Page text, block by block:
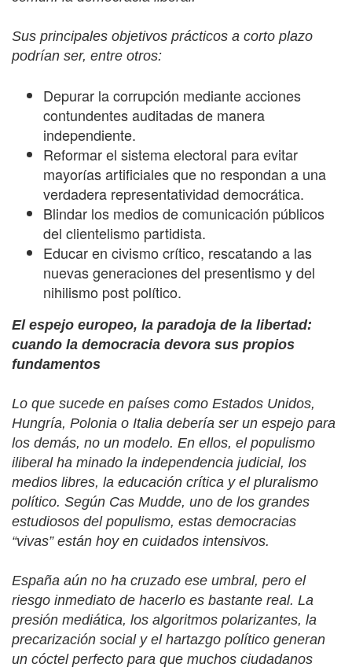
Sus principales objetivos prácticos a corto plazo
podrían ser, entre otros:
Depurar la corrupción mediante acciones
contundentes auditadas de manera
independiente.
Reformar el sistema electoral para evitar
mayorías artificiales que no respondan a una
verdadera representatividad democrática.
Blindar los medios de comunicación públicos
del clientelismo partidista.
Educar en civismo crítico, rescatando a las
nuevas generaciones del presentismo y del
nihilismo post político.
El espejo europeo, la paradoja de la libertad:
cuando la democracia devora sus propios
fundamentos
Lo que sucede en países como Estados Unidos,
Hungría, Polonia o Italia debería ser un espejo para
los demás, no un modelo. En ellos, el populismo
iliberal ha minado la independencia judicial, los
medios libres, la educación crítica y el pluralismo
político. Según Cas Mudde, uno de los grandes
estudiosos del populismo, estas democracias
“vivas” están hoy en cuidados intensivos.
España aún no ha cruzado ese umbral, pero el
riesgo inmediato de hacerlo es bastante real. La
presión mediática, los algoritmos polarizantes, la
precarización social y el hartazgo político generan
un cóctel perfecto para que muchos ciudadanos